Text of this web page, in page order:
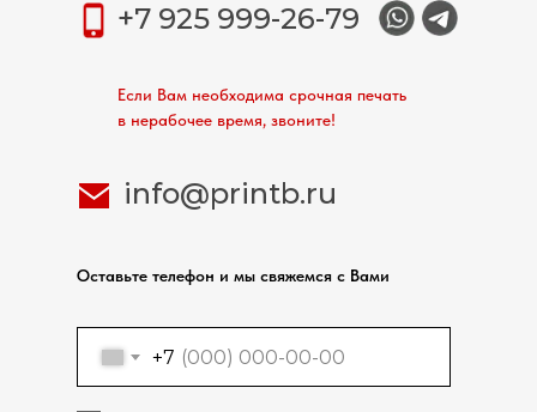
Оставьте телефон и мы свяжемся с Вами
info@printb.ru
Если Вам необходима срочная печать
в нерабочее время, звоните!
+7
+7 925 999-26-79